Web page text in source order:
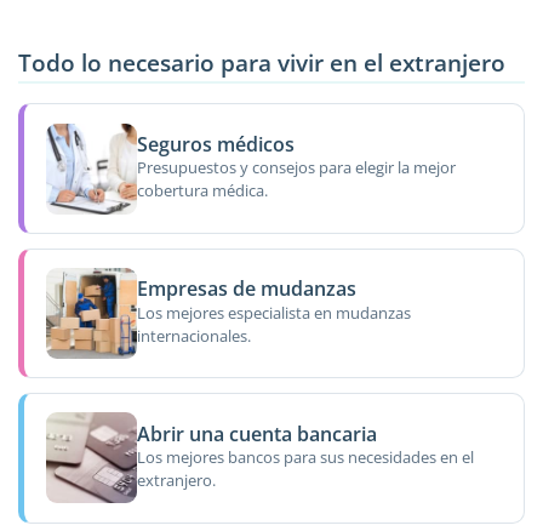
Todo lo necesario para vivir en el extranjero
Seguros médicos
Presupuestos y consejos para elegir la mejor
cobertura médica.
Empresas de mudanzas
Los mejores especialista en mudanzas
internacionales.
Abrir una cuenta bancaria
Los mejores bancos para sus necesidades en el
extranjero.